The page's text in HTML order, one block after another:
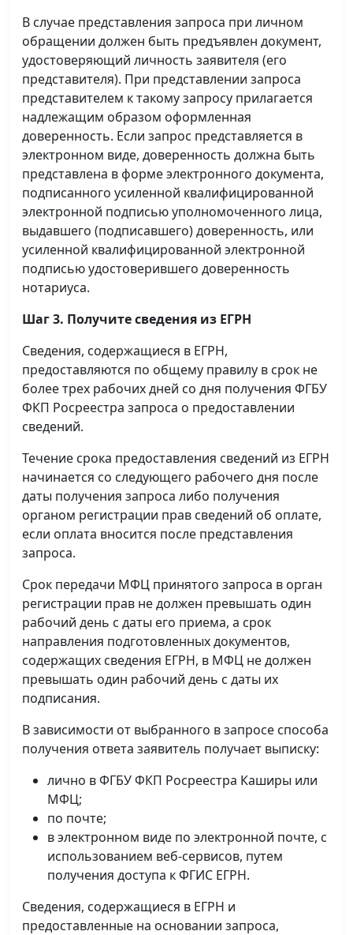
В случае представления запроса при личном
обращении должен быть предъявлен документ,
удостоверяющий личность заявителя (его
представителя). При представлении запроса
представителем к такому запросу прилагается
надлежащим образом оформленная
доверенность. Если запрос представляется в
электронном виде, доверенность должна быть
представлена в форме электронного документа,
подписанного усиленной квалифицированной
электронной подписью уполномоченного лица,
выдавшего (подписавшего) доверенность, или
усиленной квалифицированной электронной
подписью удостоверившего доверенность
нотариуса.
Шаг 3. Получите сведения из ЕГРН
Сведения, содержащиеся в ЕГРН,
предоставляются по общему правилу в срок не
более трех рабочих дней со дня получения ФГБУ
ФКП Росреестра запроса о предоставлении
сведений.
Течение срока предоставления сведений из ЕГРН
начинается со следующего рабочего дня после
даты получения запроса либо получения
органом регистрации прав сведений об оплате,
если оплата вносится после представления
запроса.
Срок передачи МФЦ принятого запроса в орган
регистрации прав не должен превышать один
рабочий день с даты его приема, а срок
направления подготовленных документов,
содержащих сведения ЕГРН, в МФЦ не должен
превышать один рабочий день с даты их
подписания.
В зависимости от выбранного в запросе способа
получения ответа заявитель получает выписку:
лично в ФГБУ ФКП Росреестра Каширы или
МФЦ;
по почте;
в электронном виде по электронной почте, с
использованием веб-сервисов, путем
получения доступа к ФГИС ЕГРН.
Сведения, содержащиеся в ЕГРН и
предоставленные на основании запроса,